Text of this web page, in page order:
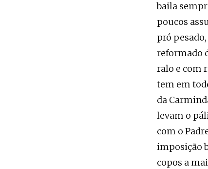
baila
poucos
pró
reformado
ralo e com
tem em
da
levam o
com o
imposição
copos a